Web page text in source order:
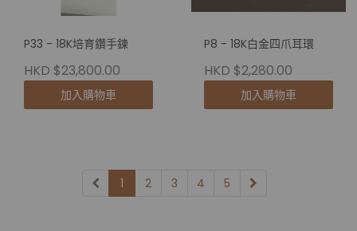
P33 - 18K培育鑽手鍊
HKD $23,800.00
加入購物車
P8 - 18K白金四爪耳環
HKD $2,280.00
加入購物車
1 2 3 4 5